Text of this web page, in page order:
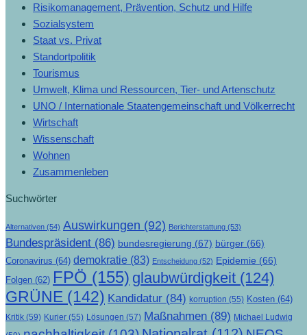
Risikomanagement, Prävention, Schutz und Hilfe
Sozialsystem
Staat vs. Privat
Standortpolitik
Tourismus
Umwelt, Klima und Ressourcen, Tier- und Artenschutz
UNO / Internationale Staatengemeinschaft und Völkerrecht
Wirtschaft
Wissenschaft
Wohnen
Zusammenleben
Suchwörter
Alternativen (54) Auswirkungen (92) Berichterstattung (53)
Bundespräsident (86) bundesregierung (67) bürger (66)
Coronavirus (64) demokratie (83) Entscheidung (52) Epidemie (66)
Folgen (62) FPÖ (155) glaubwürdigkeit (124)
GRÜNE (142) Kandidatur (84) korruption (55) Kosten (64)
Kritik (59) Kurier (55) Lösungen (57) Maßnahmen (89) Michael Ludwig